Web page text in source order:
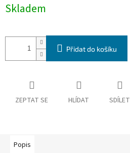
cena:
Skladem
Přidat do košíku
ZEPTAT SE HLÍDAT SDÍLET
Popis